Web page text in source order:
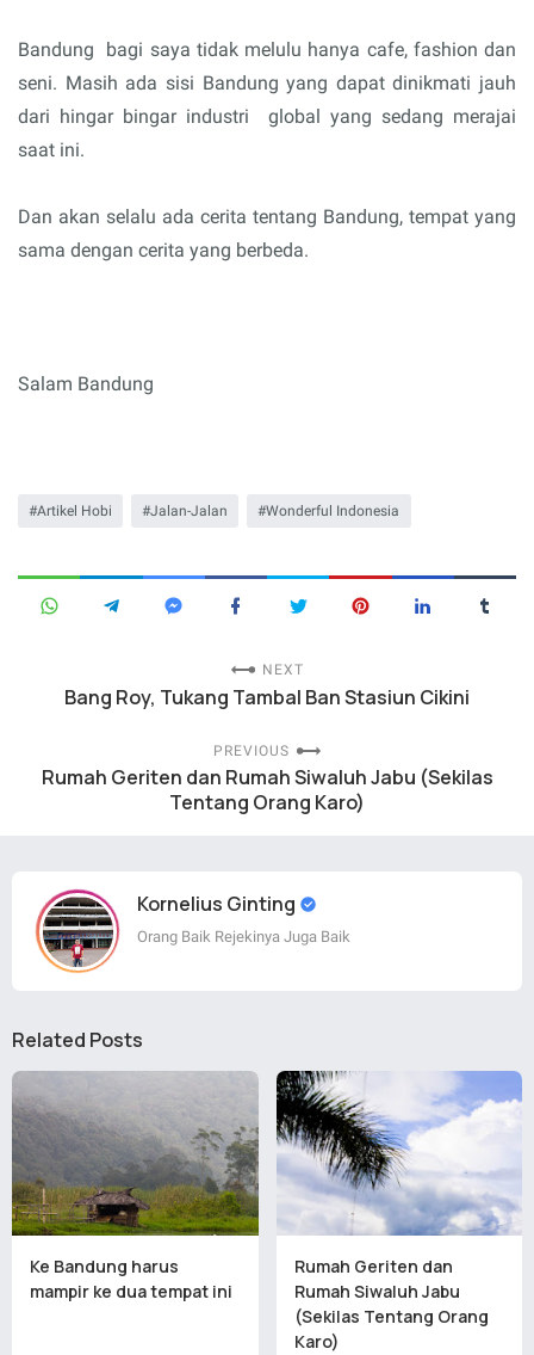
Bandung
bagi saya tidak melulu hanya cafe, fashion dan
seni. Masih ada sisi Bandung yang dapat dinikmati jauh
dari hingar bingar industri
global yang sedang merajai
saat ini.
Dan akan selalu ada cerita tentang Bandung, tempat yang
sama dengan cerita yang berbeda.
Salam Bandung
Artikel Hobi Jalan-Jalan Wonderful Indonesia
NEXT
Bang Roy, Tukang Tambal Ban Stasiun Cikini
PREVIOUS
Rumah Geriten dan Rumah Siwaluh Jabu (Sekilas
Tentang Orang Karo)
Kornelius Ginting
Orang Baik Rejekinya Juga Baik
Related Posts
Ke Bandung harus
mampir ke dua tempat ini
Rumah Geriten dan
Rumah Siwaluh Jabu
(Sekilas Tentang Orang
Karo)